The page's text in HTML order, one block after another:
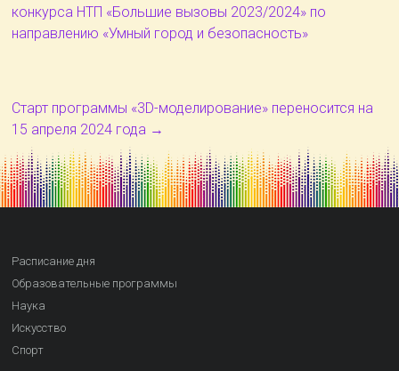
конкурса НТП «Большие вызовы 2023/2024» по
направлению «Умный город и безопасность»
Старт программы «3D-моделирование» переносится на
15 апреля 2024 года →
Расписание дня
Образовательные программы
Наука
Искусство
Спорт